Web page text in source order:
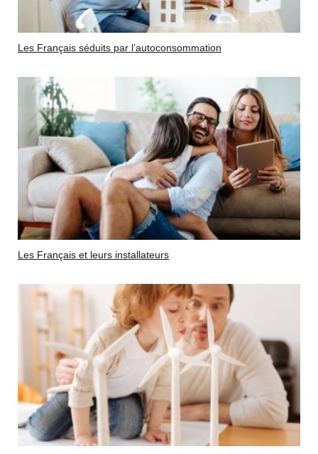
Les Français séduits par l’autoconsommation
Les Français et leurs installateurs